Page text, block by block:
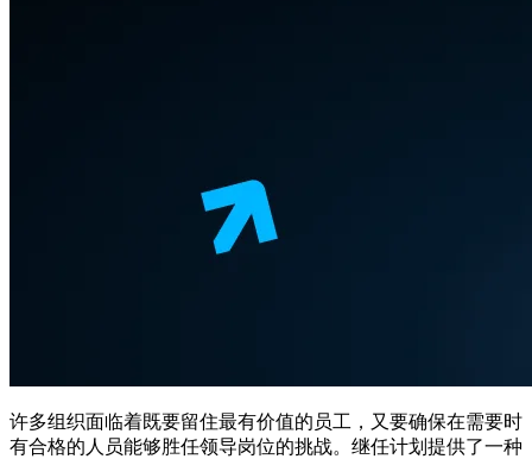
许多组织面临着既要留住最有价值的员工，又要确保在需要时
有合格的人员能够胜任领导岗位的挑战。继任计划提供了一种